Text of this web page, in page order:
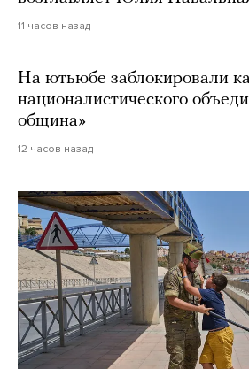
11 часов назад
На ютьюбе заблокировали
националистического
община»
12 часов назад